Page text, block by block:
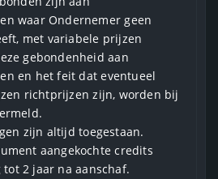
waar Ondernemer geen
met variabele prijzen
gebondenheid aan
en het feit dat eventueel
richtprijzen zijn, worden bij
zijn altijd toegestaan.
aangekochte credits
2 jaar na aanschaf.